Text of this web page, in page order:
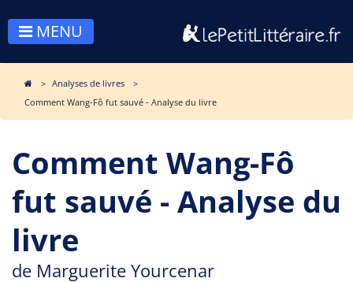
MENU
Analyses de livres
Comment Wang-Fô fut sauvé - Analyse du livre
Comment Wang-Fô
fut sauvé - Analyse du
livre
de Marguerite Yourcenar